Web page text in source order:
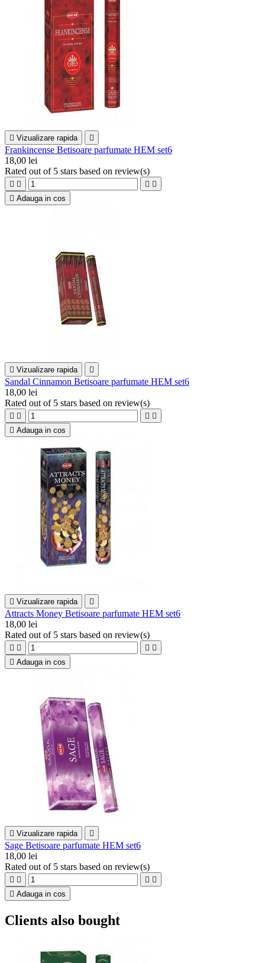
 Vizualizare rapida 
Frankincense Betisoare parfumate HEM set6
18,00 lei
Rated out of 5 stars based on review(s)
   
 Adauga in cos
 Vizualizare rapida 
Sandal Cinnamon Betisoare parfumate HEM set6
18,00 lei
Rated out of 5 stars based on review(s)
   
 Adauga in cos
 Vizualizare rapida 
Attracts Money Betisoare parfumate HEM set6
18,00 lei
Rated out of 5 stars based on review(s)
   
 Adauga in cos
 Vizualizare rapida 
Sage Betisoare parfumate HEM set6
18,00 lei
Rated out of 5 stars based on review(s)
   
 Adauga in cos
Clients also bought